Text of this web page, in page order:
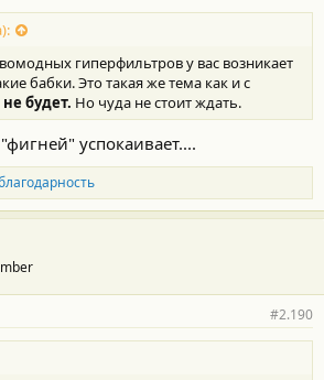
гиперфильтров у вас возникает
бабки. Это такая же тема как и с
будет. Но чуда не стоит ждать.
успокаивает....
#2.190